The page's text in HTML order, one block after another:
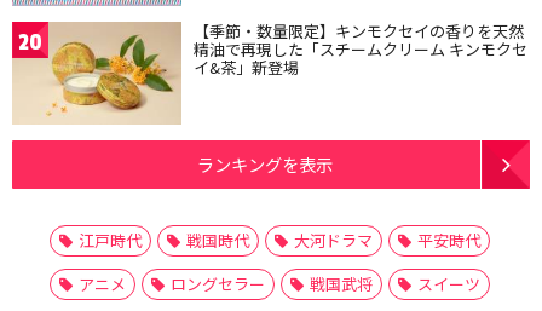
20 【季節・数量限定】キンモクセイの香りを天然
精油で再現した「スチームクリーム キンモクセ
イ&茶」新登場
ランキングを表示
江戸時代 戦国時代 大河ドラマ
平安時代
アニメ
ロングセラー 戦国武将
スイーツ